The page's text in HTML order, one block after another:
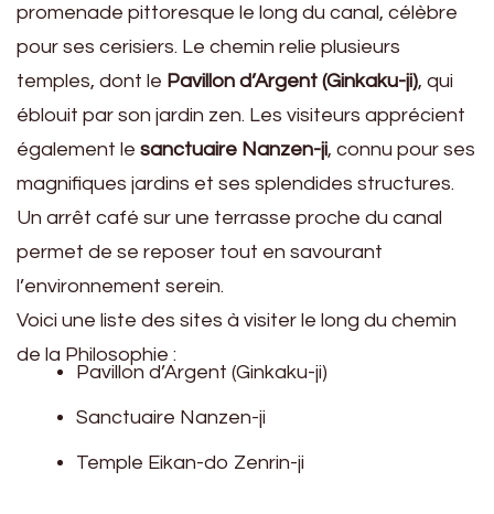
promenade pittoresque le long du canal, célèbre
pour ses cerisiers. Le chemin relie plusieurs
temples, dont le Pavillon d’Argent (Ginkaku-ji), qui
éblouit par son jardin zen. Les visiteurs apprécient
également le sanctuaire Nanzen-ji, connu pour ses
magnifiques jardins et ses splendides structures.
Un arrêt café sur une terrasse proche du canal
permet de se reposer tout en savourant
l’environnement serein.
Voici une liste des sites à visiter le long du chemin
de la Philosophie :
Pavillon d’Argent (Ginkaku-ji)
Sanctuaire Nanzen-ji
Temple Eikan-do Zenrin-ji